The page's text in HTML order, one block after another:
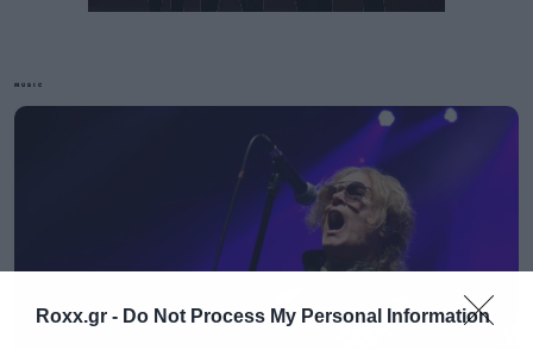
Roxx.gr - Do Not Process My Personal Information
MUSIC